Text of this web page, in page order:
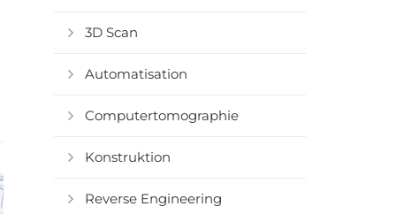
3D Scan
Automatisation
Computertomographie
Konstruktion
Reverse Engineering